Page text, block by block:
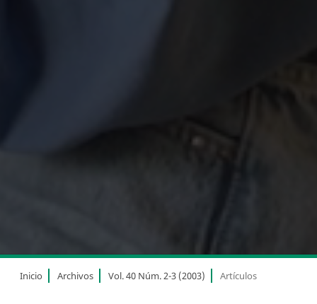
Inicio Archivos Vol. 40 Núm. 2-3 (2003) Artículos